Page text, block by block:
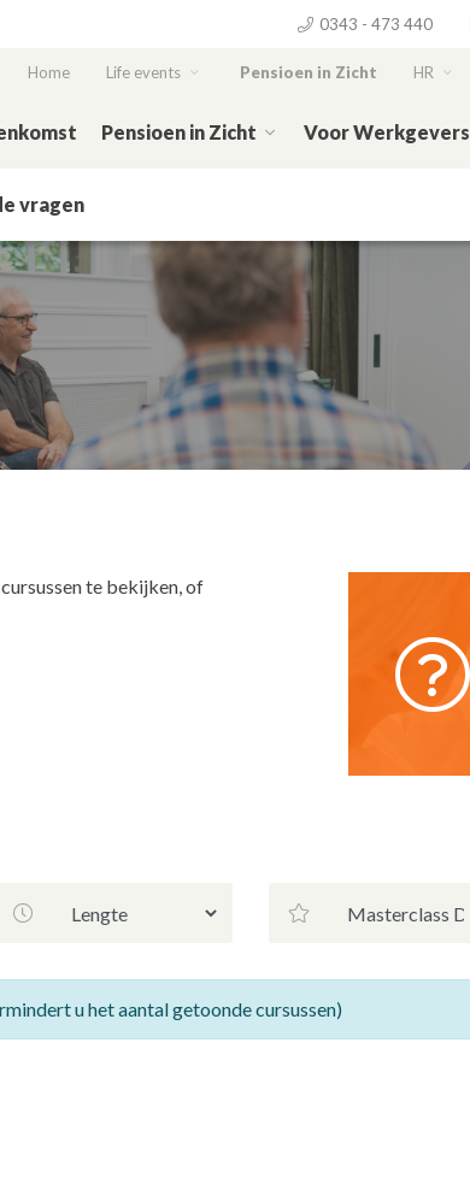
0343 - 473 440
Home Life events Pensioen in Zicht HR
Pensioen in Zicht Voor Werkgevers
vragen
te bekijken, of
u het aantal getoonde cursussen)